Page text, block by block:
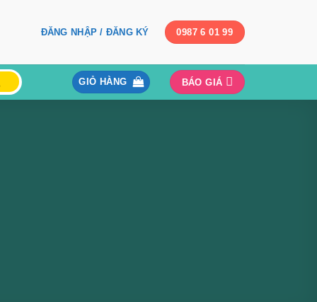
ĐĂNG NHẬP / ĐĂNG KÝ 0987 6 01 99
GIỎ HÀNG BÁO GIÁ